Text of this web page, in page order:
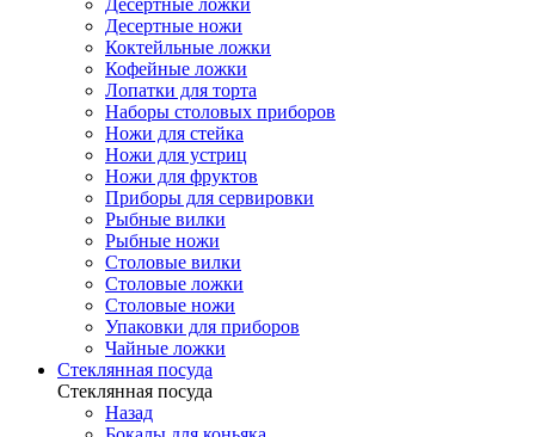
Десертные ножи
Коктейльные ложки
Кофейные ложки
Лопатки для торта
Наборы столовых приборов
Ножи для стейка
Ножи для устриц
Ножи для фруктов
Приборы для сервировки
Рыбные вилки
Рыбные ножи
Столовые вилки
Столовые ложки
Столовые ножи
Упаковки для приборов
Чайные ложки
Стеклянная посуда
Стеклянная посуда
Назад